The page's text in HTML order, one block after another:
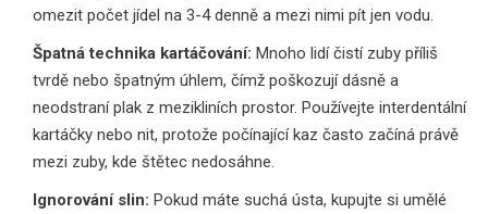
omezit počet jídel na 3-4 denně a mezi nimi pít jen vodu.
Špatná technika kartáčování: Mnoho lidí čistí zuby příliš
tvrdě nebo špatným úhlem, čímž poškozují dásně a
neodstraní plak z mezikliních prostor. Používejte interdentální
kartáčky nebo nit, protože počínající kaz často začíná právě
mezi zuby, kde štětec nedosáhne.
Ignorování slin: Pokud máte suchá ústa, kupujte si umělé